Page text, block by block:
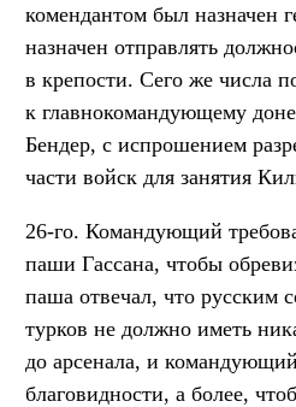
комендантом был назначен
назначен отправлять
в крепости. Сего же числа
к главнокомандующему
Бендер, с испрошением
части войск для занятия
26-го. Командующий
паши Гассана, чтобы
паша отвечал, что русским
турков не должно иметь
до арсенала, и
благовидности, а более,